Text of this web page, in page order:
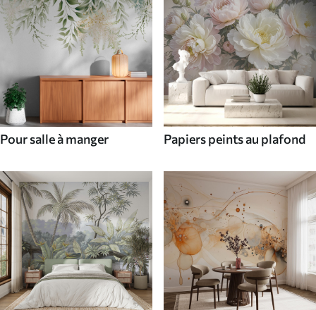
Pour salle à manger Papiers peints au plafond